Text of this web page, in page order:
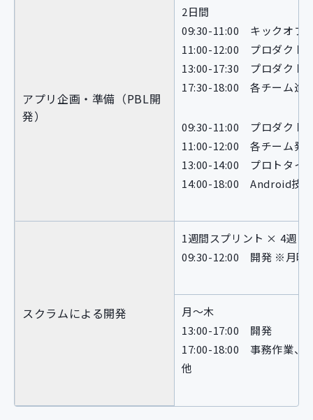
アプリ企画・準備（PBL開
発）
2日間
09:30-11:00 キックオフ
11:00-12:00 プロダクト
13:00-17:30 プロダクト
17:30-18:00 各チーム進
09:30-11:00 プロダクト
11:00-12:00 各チーム発
13:00-14:00 プロトタイ
14:00-18:00 Android技
スクラムによる開発
1週間スプリント × 4週
09:30-12:00 開発 ※月曜
月〜木
13:00-17:00 開発
17:00-18:00 事務作業、
他